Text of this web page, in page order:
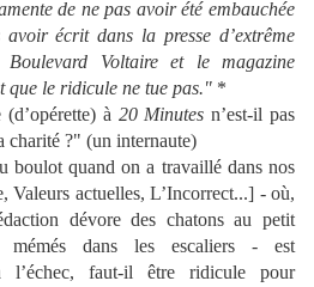
de ne pas avoir été embauchée
écrit dans la presse d’extrême
Boulevard Voltaire et le magazine
que le ridicule ne tue pas." *
à 20 Minutes n’est-il pas
charité ?" (un internaute)
boulot quand on a travaillé dans nos
Valeurs actuelles, L’Incorrect...] - où,
dévore des chatons au petit
mémés dans les escaliers - est
faut-il être ridicule pour